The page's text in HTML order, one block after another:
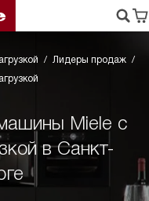
Лидеры продаж
Miele с
в Санкт-